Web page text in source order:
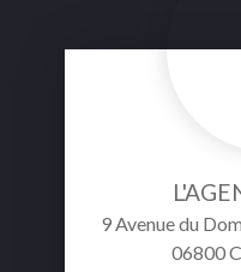
9 Avenue du
06800